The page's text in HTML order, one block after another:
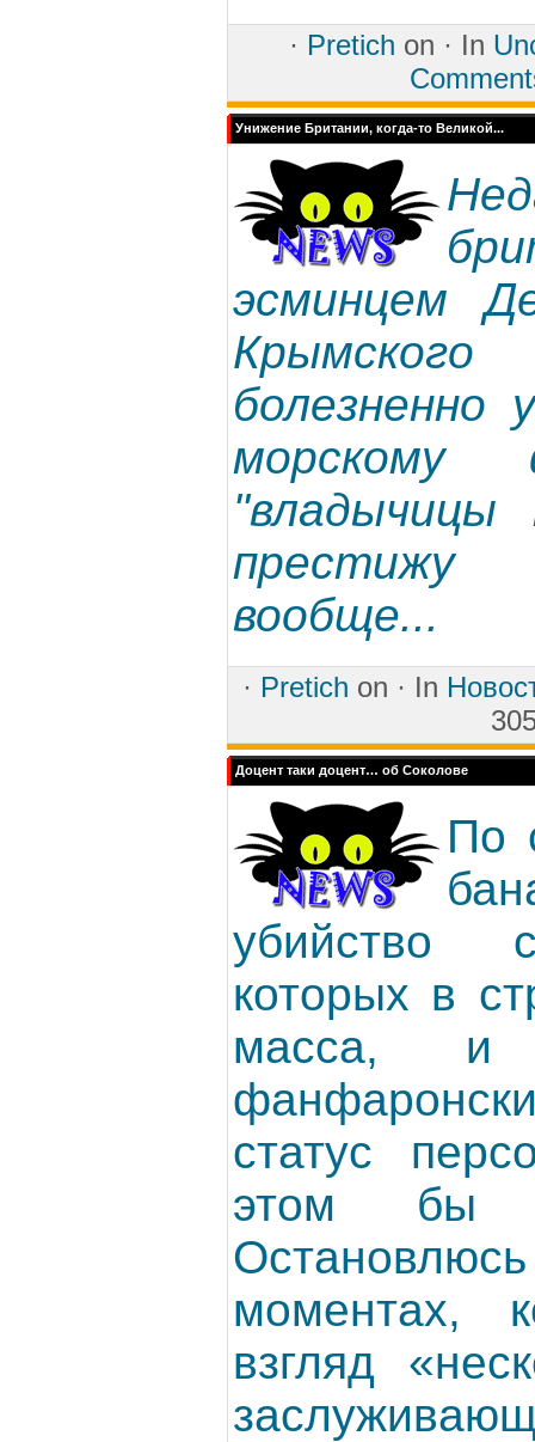
· Pretich on · In
Унижение Британии, когда-то Великой...
эсминцем
болезненно
морскому
престижу
вообще...
· Pretich on · In
Доцент таки доцент… об Соколове
По
убийство
которых в
масса,
статус
этом бы
моментах,
взгляд